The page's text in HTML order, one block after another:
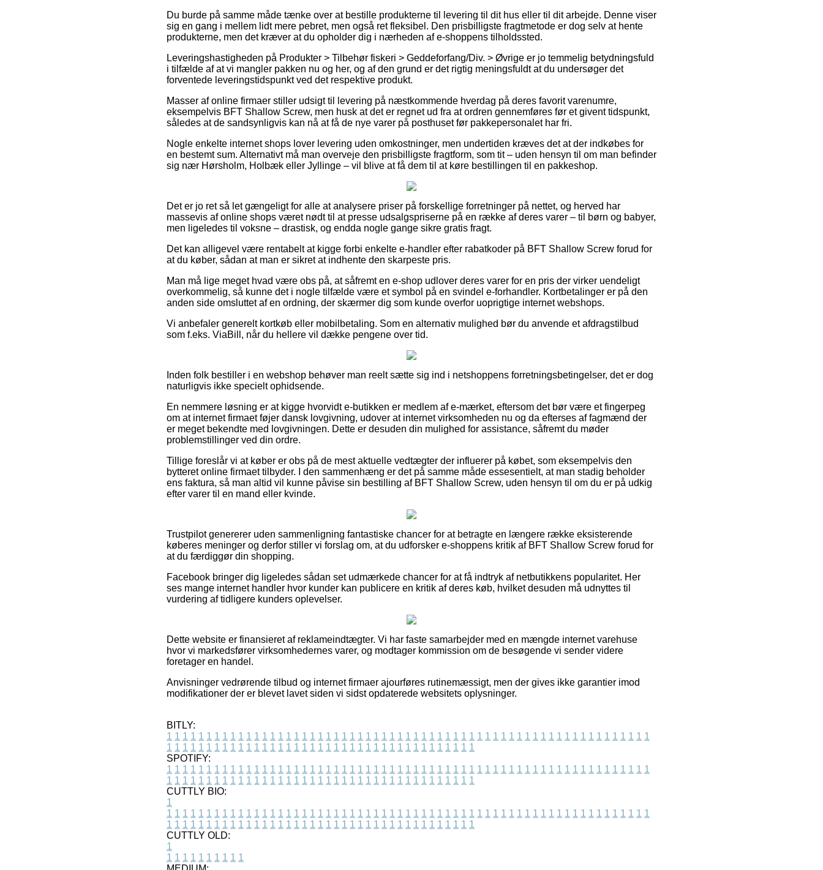
Du burde på samme måde tænke over at bestille produkterne til levering til dit hus eller til dit arbejde. Denne viser
sig en gang i mellem lidt mere pebret, men også ret fleksibel. Den prisbilligste fragtmetode er dog selv at hente
produkterne, men det kræver at du opholder dig i nærheden af e-shoppens tilholdssted.
Leveringshastigheden på Produkter > Tilbehør fiskeri > Geddeforfang/Div. > Øvrige er jo temmelig betydningsfuld
i tilfælde af at vi mangler pakken nu og her, og af den grund er det rigtig meningsfuldt at du undersøger det
forventede leveringstidspunkt ved det respektive produkt.
Masser af online firmaer stiller udsigt til levering på næstkommende hverdag på deres favorit varenumre,
eksempelvis BFT Shallow Screw, men husk at det er regnet ud fra at ordren gennemføres før et givent tidspunkt,
således at de sandsynligvis kan nå at få de nye varer på posthuset før pakkepersonalet har fri.
Nogle enkelte internet shops lover levering uden omkostninger, men undertiden kræves det at der indkøbes for
en bestemt sum. Alternativt må man overveje den prisbilligste fragtform, som tit – uden hensyn til om man befinder
sig nær Hørsholm, Holbæk eller Jyllinge – vil blive at få dem til at køre bestillingen til en pakkeshop.
Det er jo ret så let gængeligt for alle at analysere priser på forskellige forretninger på nettet, og herved har
massevis af online shops været nødt til at presse udsalgspriserne på en række af deres varer – til børn og babyer,
men ligeledes til voksne – drastisk, og endda nogle gange sikre gratis fragt.
Det kan alligevel være rentabelt at kigge forbi enkelte e-handler efter rabatkoder på BFT Shallow Screw forud for
at du køber, sådan at man er sikret at indhente den skarpeste pris.
Man må lige meget hvad være obs på, at såfremt en e-shop udlover deres varer for en pris der virker uendeligt
overkommelig, så kunne det i nogle tilfælde være et symbol på en svindel e-forhandler. Kortbetalinger er på den
anden side omsluttet af en ordning, der skærmer dig som kunde overfor uoprigtige internet webshops.
Vi anbefaler generelt kortkøb eller mobilbetaling. Som en alternativ mulighed bør du anvende et afdragstilbud
som f.eks. ViaBill, når du hellere vil dække pengene over tid.
Inden folk bestiller i en webshop behøver man reelt sætte sig ind i netshoppens forretningsbetingelser, det er dog
naturligvis ikke specielt ophidsende.
En nemmere løsning er at kigge hvorvidt e-butikken er medlem af e-mærket, eftersom det bør være et fingerpeg
om at internet firmaet føjer dansk lovgivning, udover at internet virksomheden nu og da efterses af fagmænd der
er meget bekendte med lovgivningen. Dette er desuden din mulighed for assistance, såfremt du møder
problemstillinger ved din ordre.
Tillige foreslår vi at køber er obs på de mest aktuelle vedtægter der influerer på købet, som eksempelvis den
bytteret online firmaet tilbyder. I den sammenhæng er det på samme måde essesentielt, at man stadig beholder
ens faktura, så man altid vil kunne påvise sin bestilling af BFT Shallow Screw, uden hensyn til om du er på udkig
efter varer til en mand eller kvinde.
Trustpilot genererer uden sammenligning fantastiske chancer for at betragte en længere række eksisterende
køberes meninger og derfor stiller vi forslag om, at du udforsker e-shoppens kritik af BFT Shallow Screw forud for
at du færdiggør din shopping.
Facebook bringer dig ligeledes sådan set udmærkede chancer for at få indtryk af netbutikkens popularitet. Her
ses mange internet handler hvor kunder kan publicere en kritik af deres køb, hvilket desuden må udnyttes til
vurdering af tidligere kunders oplevelser.
Dette website er finansieret af reklameindtægter. Vi har faste samarbejder med en mængde internet varehuse
hvor vi markedsfører virksomhedernes varer, og modtager kommission om de besøgende vi sender videre
foretager en handel.
Anvisninger vedrørende tilbud og internet firmaer ajourføres rutinemæssigt, men der gives ikke garantier imod
modifikationer der er blevet lavet siden vi sidst opdaterede websitets oplysninger.
BITLY:
1 1 1 1 1 1 1 1 1 1 1 1 1 1 1 1 1 1 1 1 1 1 1 1 1 1 1 1 1 1 1 1 1 1 1 1 1 1 1 1 1 1 1 1 1 1 1 1 1 1 1 1 1 1 1 1 1 1 1 1 1
1 1 1 1 1 1 1 1 1 1 1 1 1 1 1 1 1 1 1 1 1 1 1 1 1 1 1 1 1 1 1 1 1 1 1 1 1 1 1
SPOTIFY:
1 1 1 1 1 1 1 1 1 1 1 1 1 1 1 1 1 1 1 1 1 1 1 1 1 1 1 1 1 1 1 1 1 1 1 1 1 1 1 1 1 1 1 1 1 1 1 1 1 1 1 1 1 1 1 1 1 1 1 1 1
1 1 1 1 1 1 1 1 1 1 1 1 1 1 1 1 1 1 1 1 1 1 1 1 1 1 1 1 1 1 1 1 1 1 1 1 1 1 1
CUTTLY BIO:
1
1 1 1 1 1 1 1 1 1 1 1 1 1 1 1 1 1 1 1 1 1 1 1 1 1 1 1 1 1 1 1 1 1 1 1 1 1 1 1 1 1 1 1 1 1 1 1 1 1 1 1 1 1 1 1 1 1 1 1 1 1
1 1 1 1 1 1 1 1 1 1 1 1 1 1 1 1 1 1 1 1 1 1 1 1 1 1 1 1 1 1 1 1 1 1 1 1 1 1 1
CUTTLY OLD:
1
1 1 1 1 1 1 1 1 1 1